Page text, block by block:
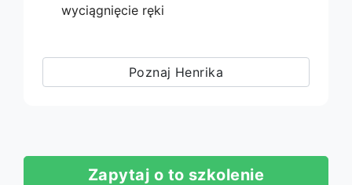
wyciągnięcie ręki
Poznaj Henrika
Zapytaj o to szkolenie